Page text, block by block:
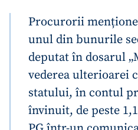
Procurorii
unul din bunurile
deputat în dosarul
vederea ulterioarei
statului, în contul
învinuit, de peste